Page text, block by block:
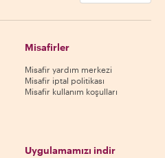
Misafirler
Misafir yardım merkezi
Misafir iptal politikası
Misafir kullanım koşulları
Uygulamamızı indir